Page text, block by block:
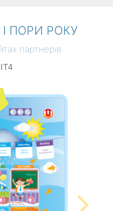
ПОРИ РОКУ
партнерів